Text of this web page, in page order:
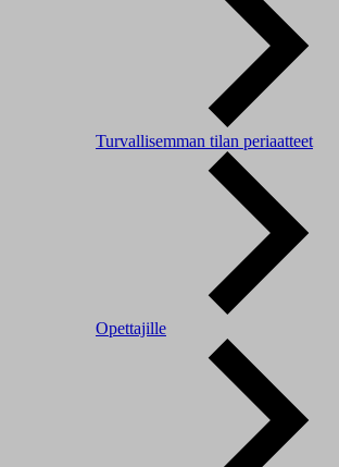
Turvallisemman tilan periaatteet
Opettajille